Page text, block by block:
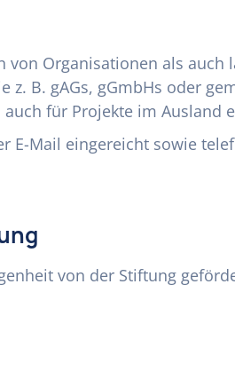
Organisationen als auch
B. gAGs, gGmbHs oder
für Projekte im Ausland
E-Mail eingereicht sowie
von der Stiftung